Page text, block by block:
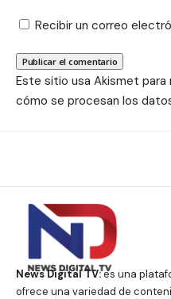
Recibir un correo
Este sitio usa Akismet para
cómo se procesan los
News Digital TV:es una
ofrece una variedad de